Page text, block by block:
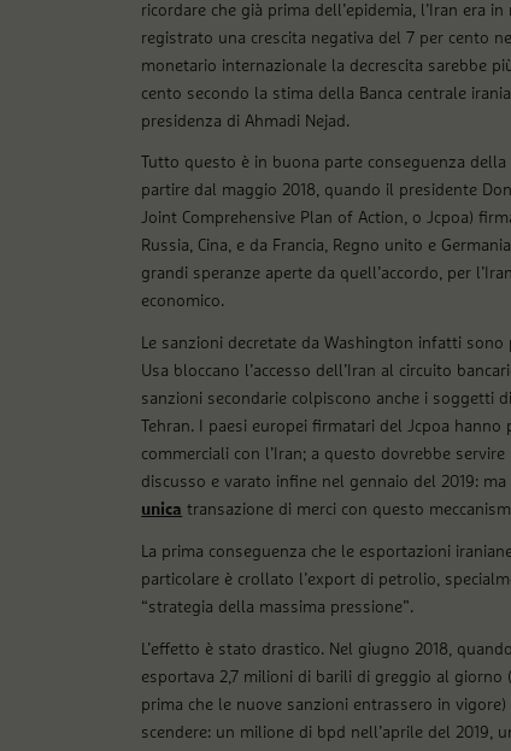
ricordare che già prima dell’epidemia, l’Iran era
registrato una crescita negativa del 7 per cento
monetario internazionale la decrescita sarebbe
cento secondo la stima della Banca centrale
presidenza di Ahmadi Nejad.
Tutto questo è in buona parte conseguenza
partire dal maggio 2018, quando il presidente
Joint Comprehensive Plan of Action, o Jcpoa)
Russia, Cina, e da Francia, Regno unito e
grandi speranze aperte da quell’accordo, per
economico.
Le sanzioni decretate da Washington infatti
Usa bloccano l’accesso dell’Iran al circuito
sanzioni secondarie colpiscono anche i soggetti
Tehran. I paesi europei firmatari del Jcpoa
commerciali con l’Iran; a questo dovrebbe
discusso e varato infine nel gennaio del 2019:
unica transazione di merci con questo
La prima conseguenza che le esportazioni
particolare è crollato l’export di petrolio,
“strategia della massima pressione”.
L’effetto è stato drastico. Nel giugno 2018,
esportava 2,7 milioni di barili di greggio al giorno
prima che le nuove sanzioni entrassero in
scendere: un milione di bpd nell’aprile del 2019,